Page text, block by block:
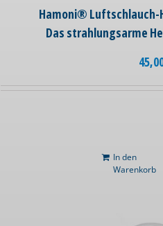
Hamoni® Luftschlauch-
Das strahlungsarme
In den
Warenkorb